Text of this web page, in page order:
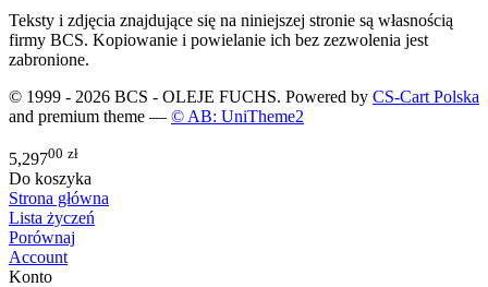
Teksty i zdjęcia znajdujące się na niniejszej stronie są własnością
firmy BCS. Kopiowanie i powielanie ich bez zezwolenia jest
zabronione.
© 1999 - 2026 BCS - OLEJE FUCHS. Powered by CS-Cart Polska
and premium theme — © AB: UniTheme2
5,29700 zł
Do koszyka
Strona główna
Lista życzeń
Porównaj
Account
Konto